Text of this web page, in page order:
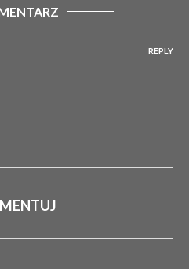
SEZONU. WYPADEK
SZCZERCÓW
REPLY